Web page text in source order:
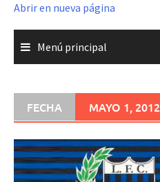
Abrir en nueva página
Menú principal
FECHA MAYO 1, 2012